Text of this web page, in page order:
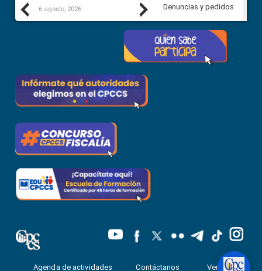
Previous
6 agosto, 2026 5 agosto, 2026
Next
Denuncias y pedidos
Agenda de actividades Contáctanos Ventanilla